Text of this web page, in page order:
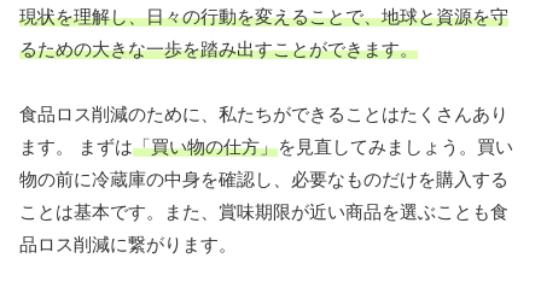
現状を理解し、日々の行動を変えることで、地球と資源を守
るための大きな一歩を踏み出すことができます。
食品ロス削減のために、私たちができることはたくさんあり
ます。 まずは「買い物の仕方」を見直してみましょう。買い
物の前に冷蔵庫の中身を確認し、必要なものだけを購入する
ことは基本です。また、賞味期限が近い商品を選ぶことも食
品ロス削減に繋がります。